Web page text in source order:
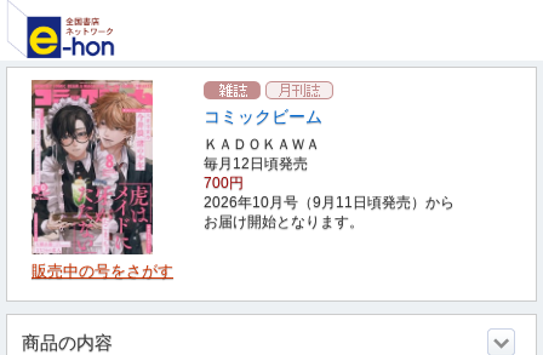
販売中の号をさがす
コミックビーム
ＫＡＤＯＫＡＷＡ
毎月12日頃発売
700円
2026年10月号（9月11日頃発売）から
お届け開始となります。
商品の内容